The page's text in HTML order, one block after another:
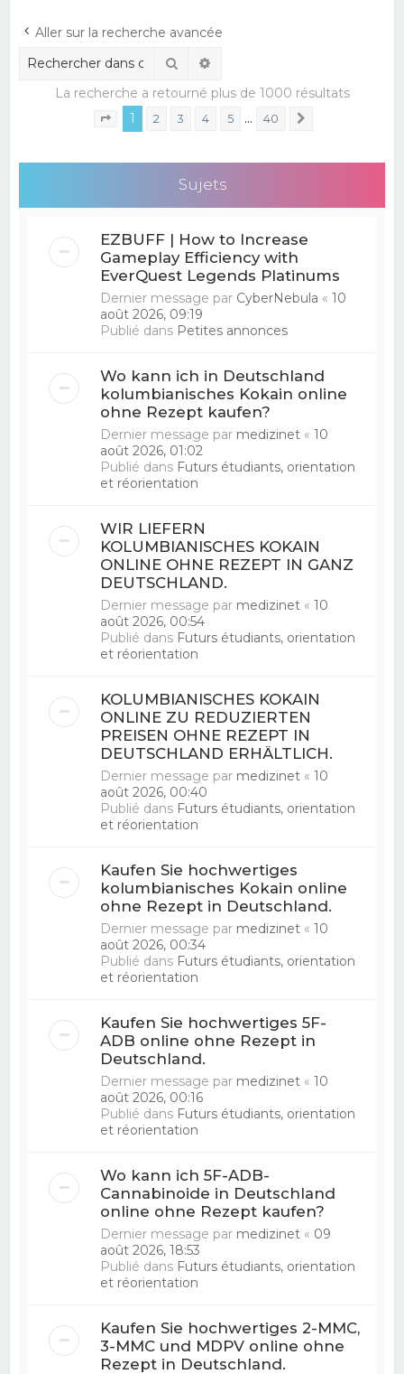
Aller sur la recherche avancée
Rechercher
La recherche a retourné plus de 1000 résultats
Page sur 40
1 2 3 4 5 … 40
Sujets
EZBUFF | How to Increase
Gameplay Efficiency with
EverQuest Legends Platinums
Dernier message par CyberNebula «10
août 2026, 09:19
Publié dans Petites annonces
Wo kann ich in Deutschland
kolumbianisches Kokain online
ohne Rezept kaufen?
Dernier message par medizinet «10
août 2026, 01:02
Publié dans Futurs étudiants, orientation
et réorientation
WIR LIEFERN
KOLUMBIANISCHES KOKAIN
ONLINE OHNE REZEPT IN GANZ
DEUTSCHLAND.
Dernier message par medizinet «10
août 2026, 00:54
Publié dans Futurs étudiants, orientation
et réorientation
KOLUMBIANISCHES KOKAIN
ONLINE ZU REDUZIERTEN
PREISEN OHNE REZEPT IN
DEUTSCHLAND ERHÄLTLICH.
Dernier message par medizinet «10
août 2026, 00:40
Publié dans Futurs étudiants, orientation
et réorientation
Kaufen Sie hochwertiges
kolumbianisches Kokain online
ohne Rezept in Deutschland.
Dernier message par medizinet «10
août 2026, 00:34
Publié dans Futurs étudiants, orientation
et réorientation
Kaufen Sie hochwertiges 5F-
ADB online ohne Rezept in
Deutschland.
Dernier message par medizinet «10
août 2026, 00:16
Publié dans Futurs étudiants, orientation
et réorientation
Wo kann ich 5F-ADB-
Cannabinoide in Deutschland
online ohne Rezept kaufen?
Dernier message par medizinet « 09
août 2026, 18:53
Publié dans Futurs étudiants, orientation
et réorientation
Kaufen Sie hochwertiges 2-MMC,
3-MMC und MDPV online ohne
Rezept in Deutschland.